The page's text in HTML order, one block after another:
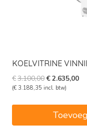
KOELVITRINE
€3.100,00
prijs
€3.100,00.
€2.635,00
(€ 3.188,35 incl. btw)